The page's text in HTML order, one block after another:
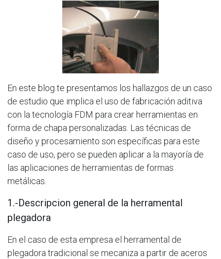
En este blog te presentamos los hallazgos de un caso
de estudio que implica el uso de fabricación aditiva
con la tecnología FDM para crear herramientas en
forma de chapa personalizadas. Las técnicas de
diseño y procesamiento son específicas para este
caso de uso, pero se pueden aplicar a la mayoría de
las aplicaciones de herramientas de formas
metálicas.
1.-Descripcion general de la herramental
plegadora
En el caso de esta empresa el herramental de
plegadora tradicional se mecaniza a partir de aceros